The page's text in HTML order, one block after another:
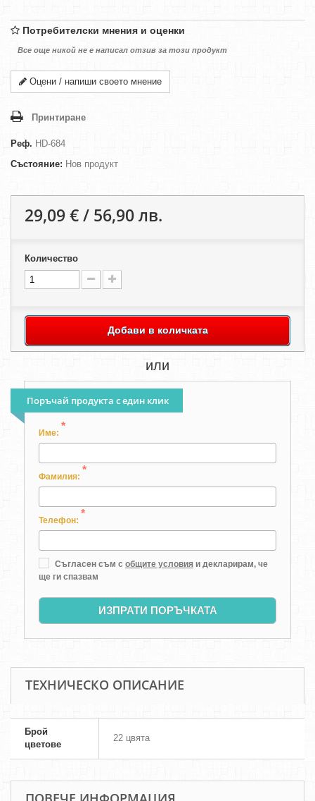
Потребителски мнения и оценки
Все още никой не е написал отзив за този продукт
Оцени / напиши своето мнение
Принтиране
Реф. HD-684
Състояние: Нов продукт
29,09 € / 56,90 лв.
Количество
Добави в количката
или
Поръчай продукта с един клик
Име:
*
Фамилия:
*
Телефон:
*
Съгласен съм с общите условия и декларирам, че
ще ги спазвам
ИЗПРАТИ ПОРЪЧКАТА
ТЕХНИЧЕСКО ОПИСАНИЕ
Брой
цветове
22 цвята